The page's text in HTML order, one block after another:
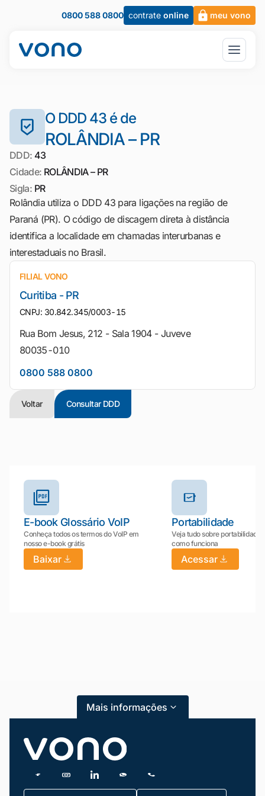
0800 588 0800 contrate online meu vono
O DDD 43 é de
ROLÂNDIA – PR
DDD: 43
Cidade: ROLÂNDIA – PR
Sigla: PR
Rolândia utiliza o DDD 43 para ligações na região de
Paraná (PR). O código de discagem direta à distância
identifica a localidade em chamadas interurbanas e
interestaduais no Brasil.
FILIAL VONO
Curitiba - PR
CNPJ: 30.842.345/0003-15
Rua Bom Jesus, 212 - Sala 1904 - Juveve
80035-010
0800 588 0800
Voltar Consultar DDD
E-book Glossário VoIP
Conheça todos os termos do VoIP em
nosso e-book grátis
Baixar
Portabilidade
Veja tudo sobre portabilidade:
como funciona
Acessar
Mais informações